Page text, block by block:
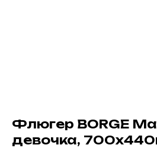
Флюгер BORGE
девочка,